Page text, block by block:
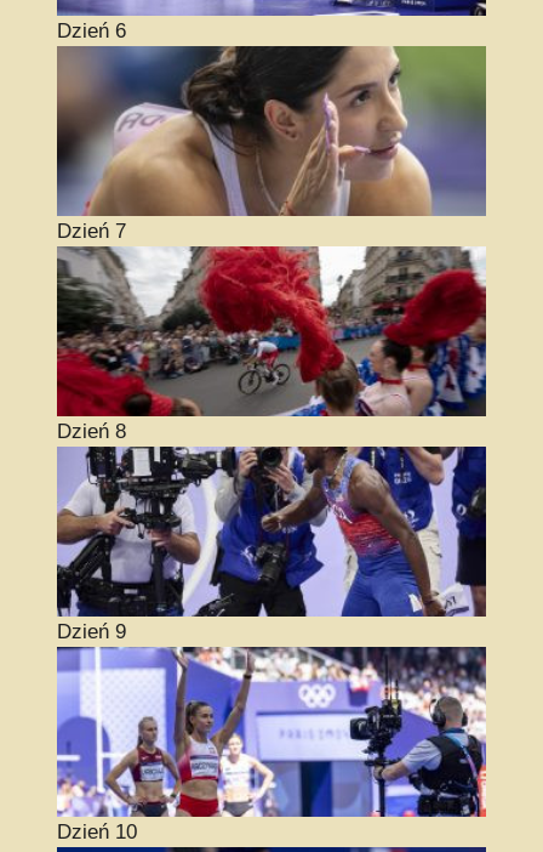
Dzień 6
Dzień 7
Dzień 8
Dzień 9
Dzień 10